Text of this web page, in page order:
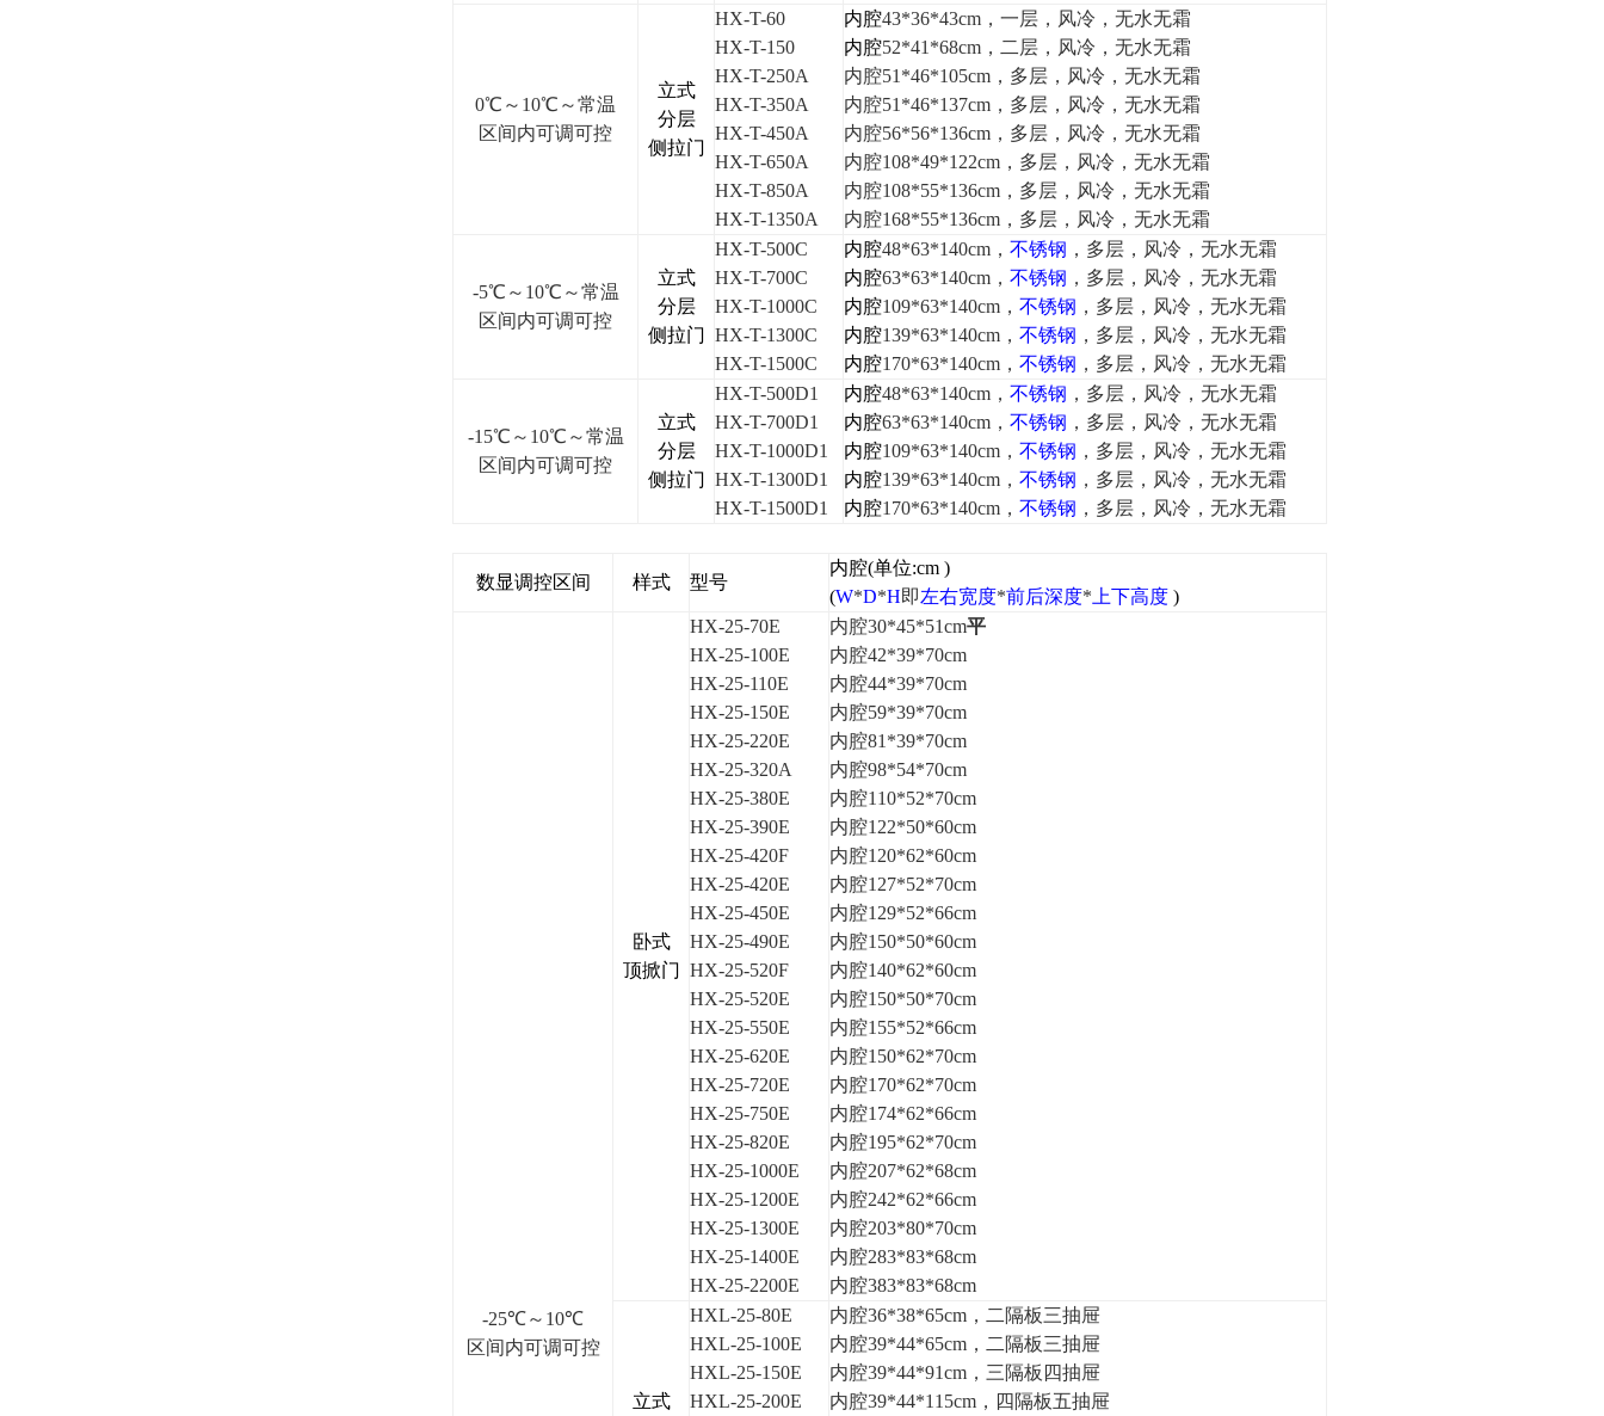
0℃ ～ 10℃ ～常温
区间内可调可控
立式
分层
侧拉门
HX-T-60
HX-T-150
HX-T-250A
HX-T-350A
HX-T-450A
HX-T-650A
HX-T-850A
HX-T-1350A
内腔43*36*43cm ，一层，风冷，无水无霜
内腔52*41*68cm ，二层，风冷，无水无霜
内腔51*46*105cm，多层，风冷，无水无霜
内腔51*46*137cm，多层，风冷，无水无霜
内腔56*56*136cm，多层，风冷，无水无霜
内腔108*49*122cm，多层，风冷，无水无霜
内腔108*55*136cm，多层，风冷，无水无霜
内腔168*55*136cm，多层，风冷，无水无霜
-5℃ ～ 10℃ ～常温
区间内可调可控
立式
分层
侧拉门
HX-T-500C
HX-T-700C
HX-T-1000C
HX-T-1300C
HX-T-1500C
内腔48*63*140cm ，不锈钢 ，多层，风冷，无水无霜
内腔63*63*140cm ，不锈钢 ，多层，风冷，无水无霜
内腔109*63*140cm ，不锈钢 ，多层，风冷，无水无霜
内腔139*63*140cm ，不锈钢 ，多层，风冷，无水无霜
内腔170*63*140cm ，不锈钢 ，多层，风冷，无水无霜
-15℃ ～ 10℃ ～常温
区间内可调可控
立式
分层
侧拉门
HX-T-500D1
HX-T-700D1
HX-T-1000D1
HX-T-1300D1
HX-T-1500D1
内腔48*63*140cm ，不锈钢 ，多层，风冷，无水无霜
内腔63*63*140cm ，不锈钢 ，多层，风冷，无水无霜
内腔109*63*140cm ，不锈钢 ，多层，风冷，无水无霜
内腔139*63*140cm ，不锈钢 ，多层，风冷，无水无霜
内腔170*63*140cm ，不锈钢 ，多层，风冷，无水无霜
数显调控区间 样式 型号
内腔(单位:cm )
(W*D*H即左右宽度*前后深度* 上下高度 )
-25℃～ 10℃
区间内可调可控
卧式
顶掀门
HX-25-70E
HX-25-100E
HX-25-110E
HX-25-150E
HX-25-220E
HX-25-320A
HX-25-380E
HX-25-390E
HX-25-420F
HX-25-420E
HX-25-450E
HX-25-490E
HX-25-520F
HX-25-520E
HX-25-550E
HX-25-620E
HX-25-720E
HX-25-750E
HX-25-820E
HX-25-1000E
HX-25-1200E
HX-25-1300E
HX-25-1400E
HX-25-2200E
内腔30*45*51cm平
内腔42*39*70cm
内腔44*39*70cm
内腔59*39*70cm
内腔81*39*70cm
内腔98*54*70cm
内腔110*52*70cm
内腔122*50*60cm
内腔120*62*60cm
内腔127*52*70cm
内腔129*52*66cm
内腔150*50*60cm
内腔140*62*60cm
内腔150*50*70cm
内腔155*52*66cm
内腔150*62*70cm
内腔170*62*70cm
内腔174*62*66cm
内腔195*62*70cm
内腔207*62*68cm
内腔242*62*66cm
内腔203*80*70cm
内腔283*83*68cm
内腔383*83*68cm
立式
HXL-25-80E
HXL-25-100E
HXL-25-150E
HXL-25-200E
内腔36*38*65cm，二隔板三抽屉
内腔39*44*65cm，二隔板三抽屉
内腔39*44*91cm，三隔板四抽屉
内腔39*44*115cm，四隔板五抽屉